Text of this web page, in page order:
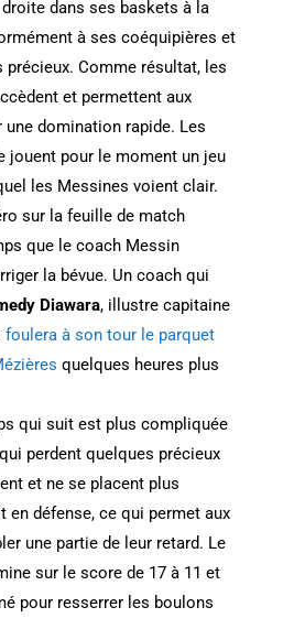
dans ses baskets à la
à ses coéquipières et
Comme résultat, les
et permettent aux
une domination rapide. Les
jouent pour le moment un jeu
les Messines voient clair.
sur la feuille de match
que le coach Messin
la bévue. Un coach qui
Diawara, illustre capitaine
foulera à son tour le parquet
quelques heures plus
qui suit est plus compliquée
perdent quelques précieux
et ne se placent plus
en défense, ce qui permet aux
une partie de leur retard. Le
sur le score de 17 à 11 et
pour resserrer les boulons